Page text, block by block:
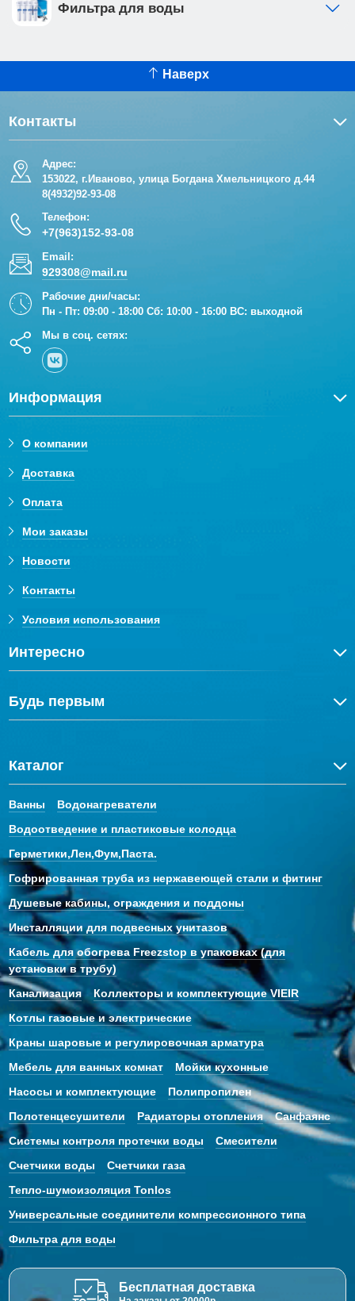
Фильтра для воды
Наверх
Контакты
Адрес:
153022, г.Иваново, улица Богдана Хмельницкого д.44
8(4932)92-93-08
Телефон:
+7(963)152-93-08
Email:
929308@mail.ru
Рабочие дни/часы:
Пн - Пт: 09:00 - 18:00 Сб: 10:00 - 16:00 ВС: выходной
Мы в соц. сетях:
Информация
О компании
Доставка
Оплата
Мои заказы
Новости
Контакты
Условия использования
Интересно
Будь первым
Каталог
Ванны
Водонагреватели
Водоотведение и пластиковые колодца
Герметики,Лен,Фум,Паста.
Гофрированная труба из нержавеющей стали и фитинг
Душевые кабины, ограждения и поддоны
Инсталляции для подвесных унитазов
Кабель для обогрева Freezstop в упаковках (для
установки в трубу)
Канализация
Коллекторы и комплектующие VIEIR
Котлы газовые и электрические
Краны шаровые и регулировочная арматура
Мебель для ванных комнат
Мойки кухонные
Насосы и комплектующие
Полипропилен
Полотенцесушители
Радиаторы отопления
Санфаянс
Системы контроля протечки воды
Смесители
Счетчики воды
Счетчики газа
Тепло-шумоизоляция Tonlos
Универсальные соединители компрессионного типа
Фильтра для воды
Бесплатная доставка